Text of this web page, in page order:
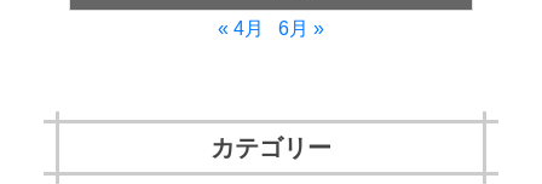
« 4月 6月 »
カテゴリー